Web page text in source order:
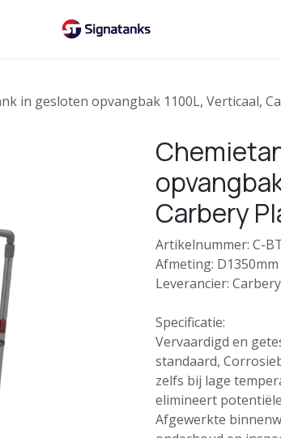
in gesloten opvangbak 1100L, Verticaal,
Carbery
Artikelnummer: C-
Afmeting:
Leverancier:
Specificatie:
Vervaardigd en
standaard,
zelfs bij lage
elimineert
Afgewerkte